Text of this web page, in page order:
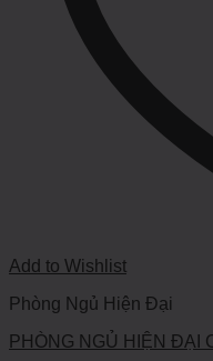
Add to Wishlist
Phòng Ngủ Hiện Đại
PHÒNG NGỦ HIỆN ĐẠI